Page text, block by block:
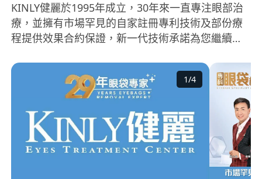
KINLY健麗於1995年成立，30年來一直專注眼部治
療，並擁有市場罕見的自家註冊專利技術及部份療
程提供效果合約保證，新一代技術承諾為您繼續提
https://www.kinlyhk.com YouTube地址：
https://www.youtube.com/@Kinlyhk
1/4